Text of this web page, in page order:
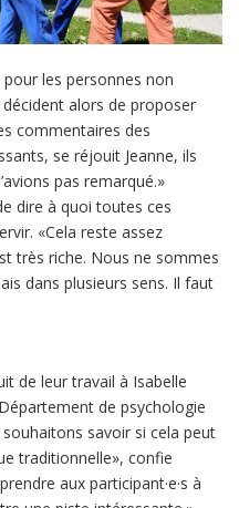
pour les personnes non
alors de proposer
commentaires des
se réjouit Jeanne, ils
pas remarqué.»
dire à quoi toutes ces
«Cela reste assez
très riche. Nous ne sommes
dans plusieurs sens. Il faut
de leur travail à Isabelle
de psychologie
souhaitons savoir si cela peut
traditionnelle», confie
aux participant·e·s à